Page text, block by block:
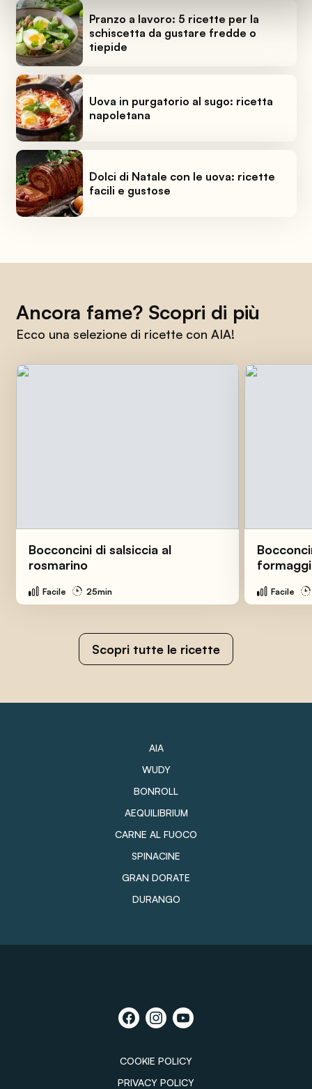
Pranzo a lavoro: 5 ricette per la
schiscetta da gustare fredde o
tiepide
Uova in purgatorio al sugo: ricetta
napoletana
Dolci di Natale con le uova: ricette
facili e gustose
Ancora fame? Scopri di più
Ecco una selezione di ricette con AIA!
Bocconcini di salsiccia al
rosmarino
Facile 25min Facile
Scopri tutte le ricette
AIA
WUDY
BONROLL
AEQUILIBRIUM
CARNE AL FUOCO
SPINACINE
GRAN DORATE
DURANGO
COOKIE POLICY
PRIVACY POLICY